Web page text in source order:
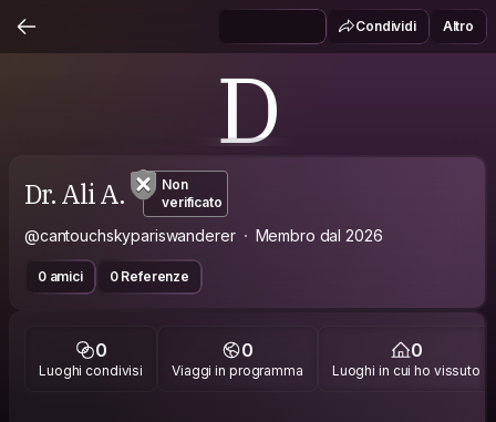
Condividi Altro
D
Dr. Ali A.
Non
verificato
@cantouchskypariswanderer Membro dal 2026
0 amici 0 Referenze
0
Luoghi condivisi
0
Viaggi in programma
0
Luoghi in cui ho vissuto